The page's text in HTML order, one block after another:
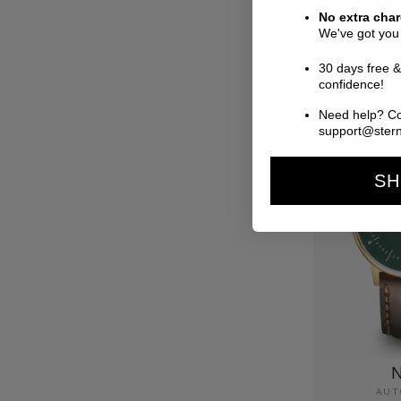
(55)
No extra
We've got
30 days free
confidence!
Need help?